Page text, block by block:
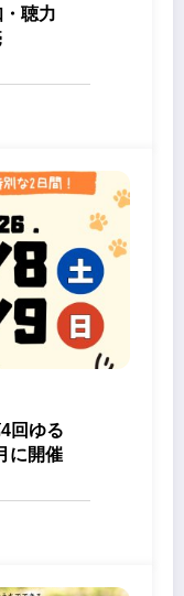
聴力
回ゆる
に開催